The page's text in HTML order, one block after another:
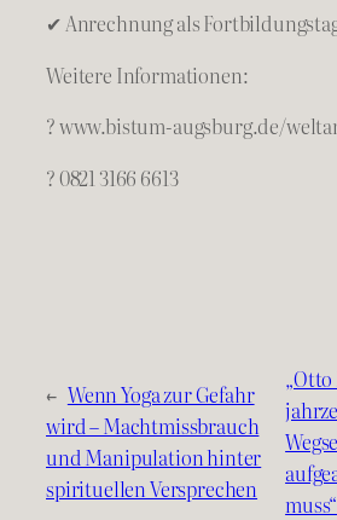
✔ Anrechnung als
Weitere Informationen:
? www.bistum-augsburg.de/
? 0821 3166 6613
← Wenn Yoga zur Gefahr
wird – Machtmissbrauch
und Manipulation hinter
spirituellen Versprechen
muss“